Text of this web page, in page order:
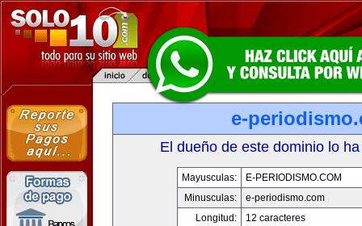
e-
El dueño de este dominio lo
Mayusculas:
E-PERIODISMO.COM
Minusculas:
e-periodismo.com
Longitud:
12 caracteres